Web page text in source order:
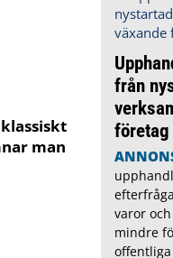
man
från
företag
varor
mindre